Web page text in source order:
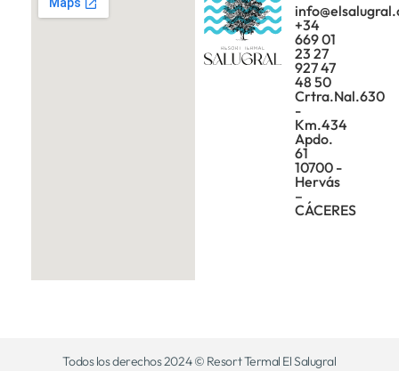
+34
669 01
23 27
927 47
48 50
Crtra.Nal.630
-
Km.434
Apdo.
61
10700 -
Hervás
–
CÁCERES
Todos los derechos 2024 © Resort Termal El Salugral